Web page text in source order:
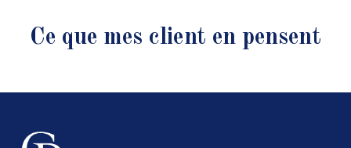
Ce que mes client en pensent